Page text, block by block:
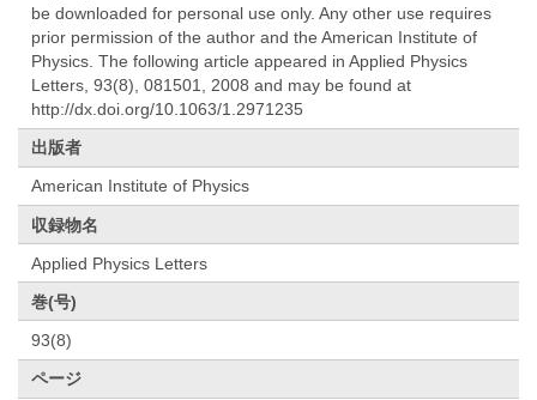
be downloaded for personal use only. Any other use requires
prior permission of the author and the American Institute of
Physics. The following article appeared in Applied Physics
Letters, 93(8), 081501, 2008 and may be found at
http://dx.doi.org/10.1063/1.2971235
出版者
American Institute of Physics
収録物名
Applied Physics Letters
巻(号)
93(8)
ページ